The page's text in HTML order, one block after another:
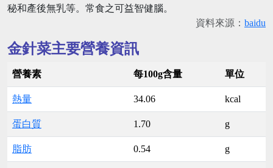
秘和產後無乳等。常食之可益智健腦。
資料來源： baidu
金針菜主要營養資訊
營養素 每100g含量 單位
熱量 34.06 kcal
蛋白質 1.70 g
脂肪 0.54 g